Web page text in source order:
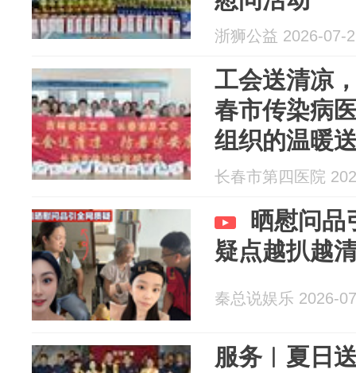
浙狮公益 2026-07-
工会送清凉
春市传染病
组织的温暖
的医务人员
长春市第四医院
晒慰问品
疑点越扒越
秦总说娱乐 2026-
服务︱夏日